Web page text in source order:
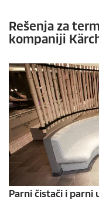
Rešenja za
kompaniji
Parni čistači i parni